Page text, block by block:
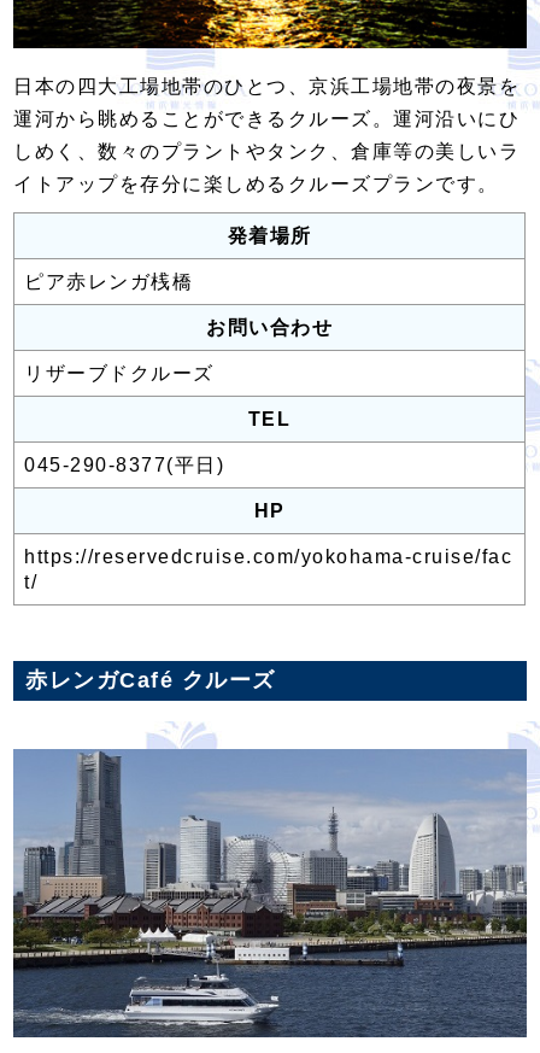
日本の四大工場地帯のひとつ、京浜工場地帯の夜景を
運河から眺めることができるクルーズ。運河沿いにひ
しめく、数々のプラントやタンク、倉庫等の美しいラ
イトアップを存分に楽しめるクルーズプランです。
発着場所
ピア赤レンガ桟橋
お問い合わせ
リザーブドクルーズ
TEL
045-290-8377(平日)
HP
https://reservedcruise.com/yokohama-cruise/fac
t/
赤レンガCafé クルーズ